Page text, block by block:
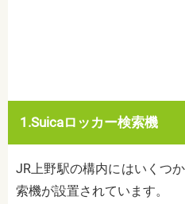
1.Suicaロッカー検索機
JR上野駅の構内にはいくつ
索機が設置されています。